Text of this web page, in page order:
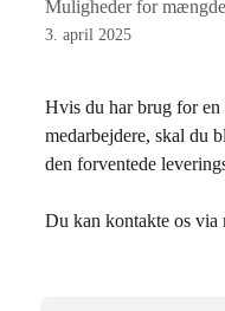
Muligheder for
3. april 2025
Hvis du har brug for
medarbejdere, skal du
den forventede
Du kan kontakte os via